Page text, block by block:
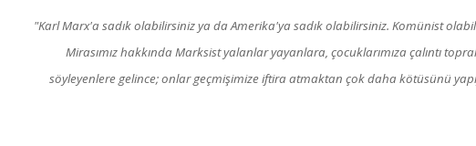
"Karl Marx'a sadık olabilirsiniz ya da Amerika'ya sadık olabilirsiniz. Komünist
Mirasımız hakkında Marksist yalanlar yayanlara, çocuklarımıza çalıntı
söyleyenlere gelince; onlar geçmişimize iftira atmaktan çok daha kötüsünü